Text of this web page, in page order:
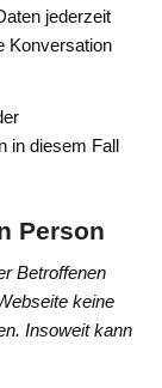
jederzeit
Konversation
in diesem Fall
Person
Betroffenen
keine
Insoweit kann